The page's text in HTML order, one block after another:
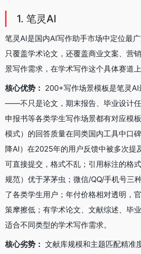
1. 笔灵AI
笔灵AI是国内AI写作助手市场中定位最
只覆盖学术论文，还覆盖商业文案、营
景写作需求，在学术写作这个具体赛道
核心优势： 200+写作场景模板是笔灵
——不只是论文，期末报告、毕业设计
申报书等各类学生写作场景都有对应模
模式）的回答质量在同类国内工具中口
降AI）在2025年的用户反馈中被多次提
可直接提交，格式不乱；引用标注的格
规范）优于茅茅虫；微信/QQ/手机号三
了各类学生用户；年付价格相对透明，
策摩擦低；有学术论文、文献综述、毕
适合不同类型的学术写作需求。
核心劣势： 文献库规模和主题匹配精准